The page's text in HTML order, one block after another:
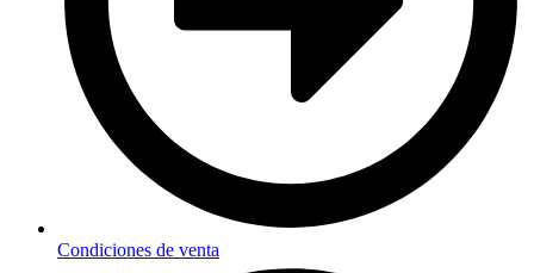
Condiciones de venta